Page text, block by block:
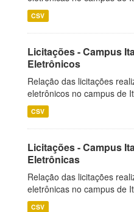
CSV
Licitações - Campus
Eletrônicos
Relação das licitações
eletrônicos no campus de
CSV
Licitações - Campus
Eletrônicas
Relação das licitações
eletrônicas no campus de
CSV